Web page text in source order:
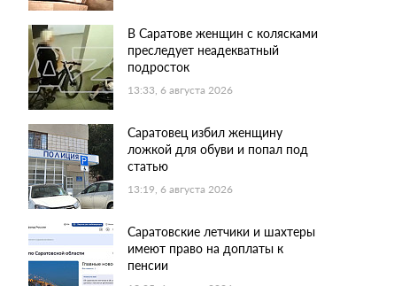
В Саратове женщин с колясками
преследует неадекватный
подросток
13:33, 6 августа 2026
Саратовец избил женщину
ложкой для обуви и попал под
статью
13:19, 6 августа 2026
Саратовские летчики и шахтеры
имеют право на доплаты к
пенсии